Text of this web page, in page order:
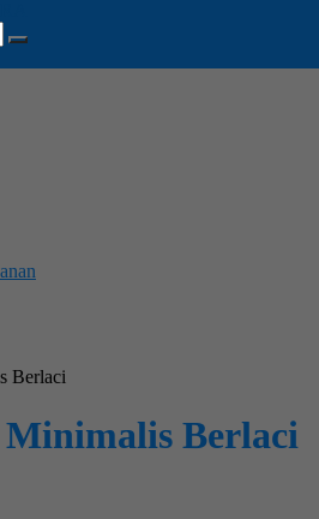
Berlaci
Berlaci